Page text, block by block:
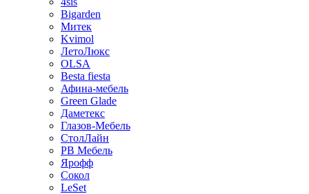
Bigarden
Митек
Kvimol
ЛетоЛюкс
OLSA
Besta fiesta
Афина-мебель
Green Glade
Даметекс
Глазов-Мебель
СтолЛайн
РВ Мебель
Ярофф
Сокол
LeSet